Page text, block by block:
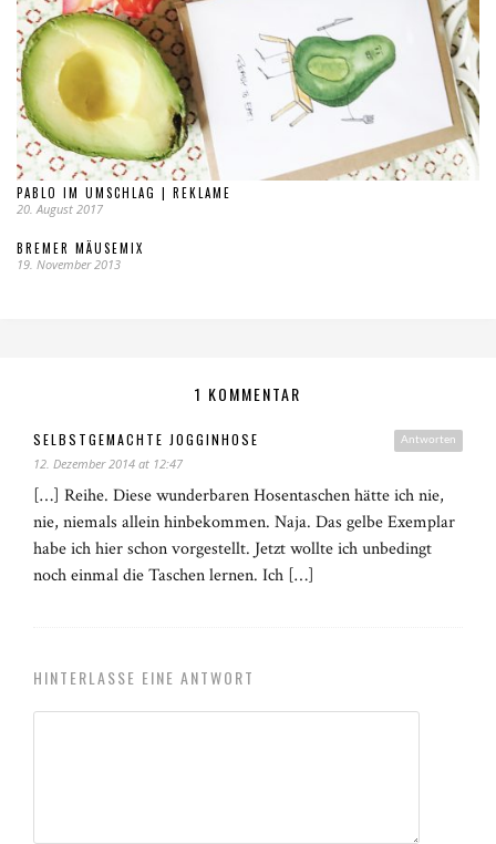
PABLO IM UMSCHLAG | REKLAME
20. August 2017
BREMER MÄUSEMIX
19. November 2013
1 KOMMENTAR
Antworten
SELBSTGEMACHTE JOGGINHOSE
12. Dezember 2014 at 12:47
[…] Reihe. Diese wunderbaren Hosentaschen hätte ich nie,
nie, niemals allein hinbekommen. Naja. Das gelbe Exemplar
habe ich hier schon vorgestellt. Jetzt wollte ich unbedingt
noch einmal die Taschen lernen. Ich […]
HINTERLASSE EINE ANTWORT